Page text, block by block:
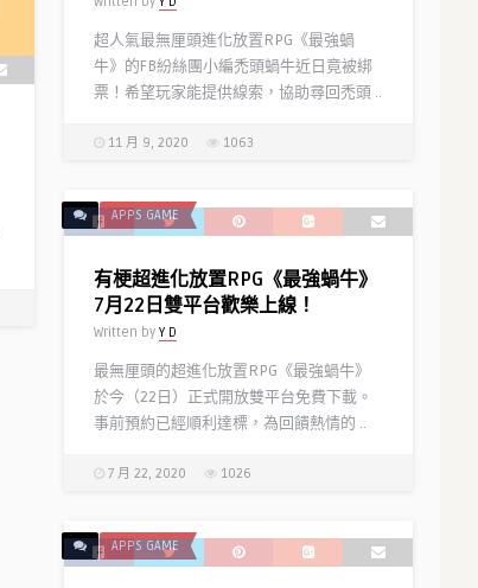
超人氣最無厘頭進化放置RPG《最強蝸
牛》的FB紛絲團小編禿頭蝸牛近日竟被綁
票！希望玩家能提供線索，協助尋回禿頭 ..
11 月 9, 2020 1063
APPS GAME
有梗超進化放置RPG《最強蝸牛》
7月22日雙平台歡樂上線！
Written by Y D
最無厘頭的超進化放置RPG《最強蝸牛》
於今（22日）正式開放雙平台免費下載。
事前預約已經順利達標，為回饋熱情的 ..
7 月 22, 2020 1026
APPS GAME